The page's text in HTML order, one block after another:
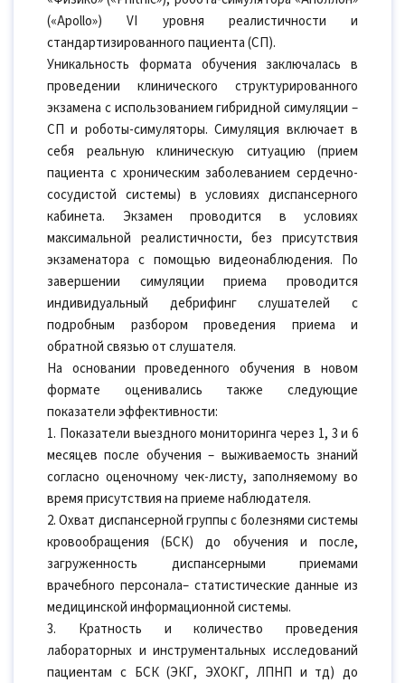
(«Apollo») VI уровня реалистичности и
стандартизированного пациента (СП).
Уникальность формата обучения заключалась в
проведении клинического структурированного
экзамена с использованием гибридной симуляции –
СП и роботы-симуляторы. Симуляция включает в
себя реальную клиническую ситуацию (прием
пациента с хроническим заболеванием сердечно-
сосудистой системы) в условиях диспансерного
кабинета. Экзамен проводится в условиях
максимальной реалистичности, без присутствия
экзаменатора с помощью видеонаблюдения. По
завершении симуляции приема проводится
индивидуальный дебрифинг слушателей с
подробным разбором проведения приема и
обратной связью от слушателя.
На основании проведенного обучения в новом
формате оценивались также следующие
показатели эффективности:
1. Показатели выездного мониторинга через 1, 3 и 6
месяцев после обучения – выживаемость знаний
согласно оценочному чек-листу, заполняемому во
время присутствия на приеме наблюдателя.
2. Охват диспансерной группы с болезнями системы
кровообращения (БСК) до обучения и после,
загруженность диспансерными приемами
врачебного персонала– статистические данные из
медицинской информационной системы.
3. Кратность и количество проведения
лабораторных и инструментальных исследований
пациентам с БСК (ЭКГ, ЭХОКГ, ЛПНП и тд) до